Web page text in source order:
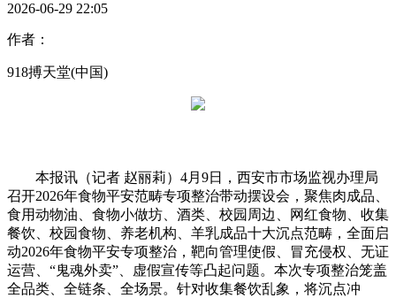
2026-06-29 22:05
作者：
918搏天堂(中国)
本报讯（记者 赵丽莉）4月9日，西安市市场监视办理局
召开2026年食物平安范畴专项整治带动摆设会，聚焦肉成品、
食用动物油、食物小做坊、酒类、校园周边、网红食物、收集
餐饮、校园食物、养老机构、羊乳成品十大沉点范畴，全面启
动2026年食物平安专项整治，靶向管理使假、冒充侵权、无证
运营、“鬼魂外卖”、虚假宣传等凸起问题。本次专项整治笼盖
全品类、全链条、全场景。针对收集餐饮乱象，将沉点冲